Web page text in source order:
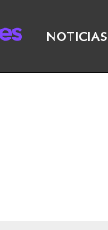
NOTICIAS